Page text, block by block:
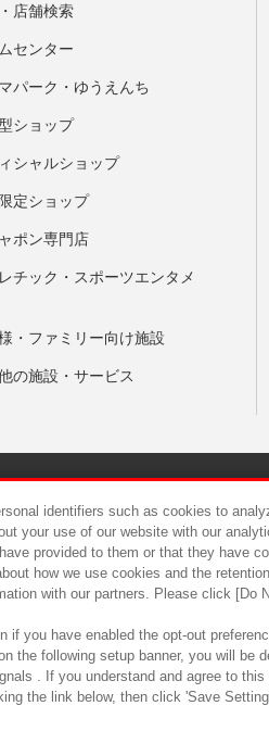
店舗検索
センター
パーク・ゆうえんち
ショップ
シャルショップ
定ショップ
ポン専門店
チック・スポーツエンタメ
・ファミリー向け施設
の施設・サービス
食
identifiers such as cookies to
your use of our website with our
provided to them or that they have
how we use cookies and the
with our partners. Please click [Do
if you have enabled the opt-out
the following setup banner, you will be
. If you understand and agree to
the link below, then click 'Save